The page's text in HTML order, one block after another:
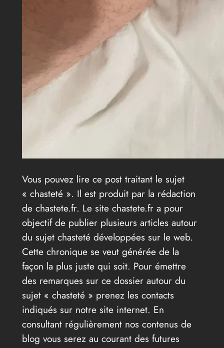
Vous pouvez lire ce post traitant le sujet
« chasteté ». Il est produit par la rédaction
de chastete.fr. Le site chastete.fr a pour
objectif de publier plusieurs articles autour
du sujet chasteté développées sur le web.
Cette chronique se veut générée de la
façon la plus juste qui soit. Pour émettre
des remarques sur ce dossier autour du
sujet « chasteté » prenez les contacts
indiqués sur notre site internet. En
consultant régulièrement nos contenus de
blog vous serez au courant des futures